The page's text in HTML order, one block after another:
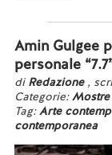
Amin Gulgee
personale
di Redazione ,
Categorie:Mostre
Tag:Arte
contemporanea